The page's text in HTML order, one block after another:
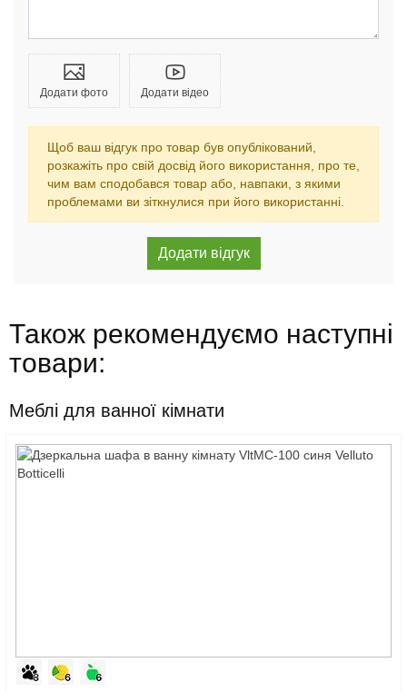
Додати фото Додати відео
Щоб ваш відгук про товар був опублікований,
розкажіть про свій досвід його використання, про те,
чим вам сподобався товар або, навпаки, з якими
проблемами ви зіткнулися при його використанні.
Також рекомендуємо наступні
товари:
Меблі для ванної кімнати